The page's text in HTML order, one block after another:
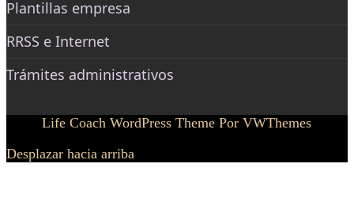
Plantillas empresa
RRSS e Internet
Trámites administrativos
Life Coach WordPress Theme Por VWThemes
Desplazar hacia arriba